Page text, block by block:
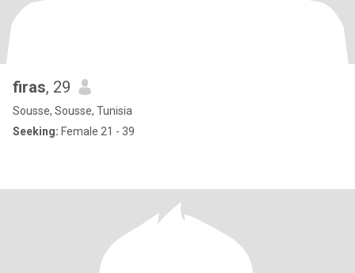
firas, 29
Sousse, Sousse, Tunisia
Seeking: Female 21 - 39